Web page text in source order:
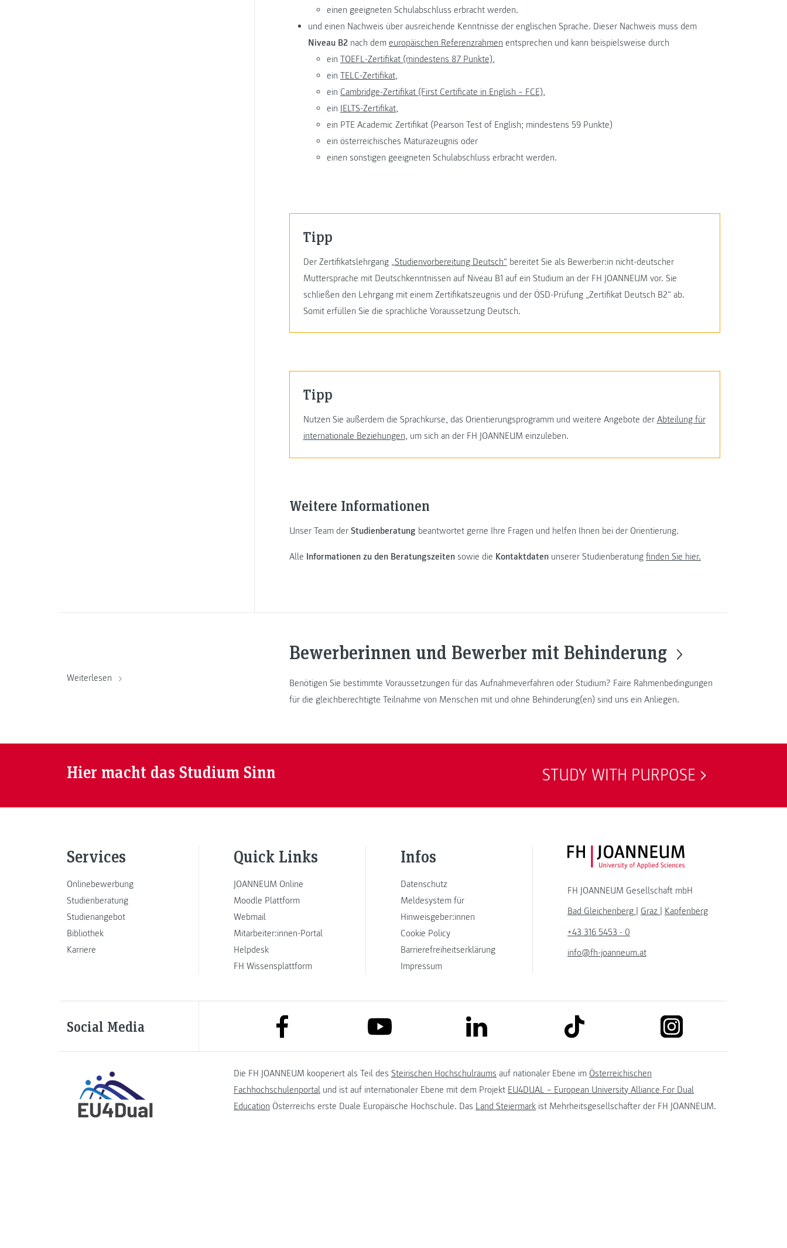
einen geeigneten Schulabschluss erbracht werden.
und einen Nachweis über ausreichende Kenntnisse der englischen Sprache. Dieser Nachweis muss dem
Niveau B2 nach dem europäischen Referenzrahmen entsprechen und kann beispielsweise durch
ein TOEFL-Zertifikat (mindestens 87 Punkte),
ein TELC-Zertifikat,
ein Cambridge-Zertifikat (First Certificate in English – FCE),
ein IELTS-Zertifikat,
ein PTE Academic Zertifikat (Pearson Test of English; mindestens 59 Punkte)
ein österreichisches Maturazeugnis oder
einen sonstigen geeigneten Schulabschluss erbracht werden.
Tipp
Der Zertifikatslehrgang „Studienvorbereitung Deutsch“bereitet Sie als Bewerber:in nicht-deutscher
Muttersprache mit Deutschkenntnissen auf Niveau B1 auf ein Studium an der FH JOANNEUM vor. Sie
schließen den Lehrgang mit einem Zertifikatszeugnis und der ÖSD-Prüfung „Zertifikat Deutsch B2“ ab.
Somit erfüllen Sie die sprachliche Voraussetzung Deutsch.
Tipp
Nutzen Sie außerdem die Sprachkurse, das Orientierungsprogramm und weitere Angebote der Abteilung für
internationale Beziehungen, um sich an der FH JOANNEUM einzuleben.
Weitere Informationen
Unser Team der Studienberatung beantwortet gerne Ihre Fragen und helfen Ihnen bei der Orientierung.
Alle Informationen zu den Beratungszeiten sowie die Kontaktdaten unserer Studienberatung finden Sie hier.
Weiterlesen
Bewerberinnen und Bewerber mit Behinderung
Benötigen Sie bestimmte Voraussetzungen für das Aufnahmeverfahren oder Studium? Faire Rahmenbedingungen
für die gleichberechtigte Teilnahme von Menschen mit und ohne Behinderung(en) sind uns ein Anliegen.
Hier macht das Studium Sinn STUDY WITH PURPOSE
Services
Onlinebewerbung
Studienberatung
Studienangebot
Bibliothek
Karriere
Quick Links
JOANNEUM Online
Moodle Plattform
Webmail
Mitarbeiter:innen-Portal
Helpdesk
FH Wissensplattform
Infos
Datenschutz
Meldesystem für
Hinweisgeber:innen
Cookie Policy
Barrierefreiheitserklärung
Impressum
FH JOANNEUM Logo
FH JOANNEUM Gesellschaft mbH
Bad Gleichenberg
Graz
Kapfenberg
+43 316 5453 - 0
info@fh-joanneum.at
Social Media link to facebook link to youtube link to linkedin link to tiktok link to instagram
Die FH JOANNEUM kooperiert als Teil des Steirischen Hochschulraums auf nationaler Ebene im Österreichischen
Fachhochschulenportal und ist auf internationaler Ebene mit dem Projekt EU4DUAL – European University Alliance For Dual
Education Österreichs erste Duale Europäische Hochschule. Das Land Steiermark ist Mehrheitsgesellschafter der FH JOANNEUM.